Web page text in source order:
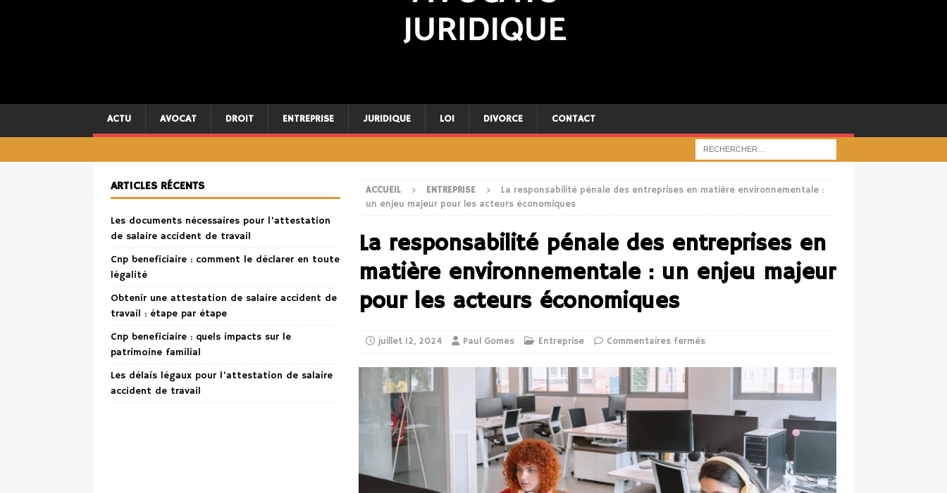
ACTU AVOCAT DROIT ENTREPRISE JURIDIQUE LOI DIVORCE CONTACT
ACCUEIL ENTREPRISE
La responsabilité pénale des entreprises en matière environnementale :
un enjeu majeur pour les acteurs économiques
La responsabilité pénale des entreprises en
matière environnementale : un enjeu majeur
pour les acteurs économiques
juillet 12, 2024 Paul Gomes Entreprise Commentaires fermés
ARTICLES RÉCENTS
Les documents nécessaires pour l’attestation
de salaire accident de travail
Cnp beneficiaire : comment le déclarer en toute
légalité
Obtenir une attestation de salaire accident de
travail : étape par étape
Cnp beneficiaire : quels impacts sur le
patrimoine familial
Les délais légaux pour l’attestation de salaire
accident de travail